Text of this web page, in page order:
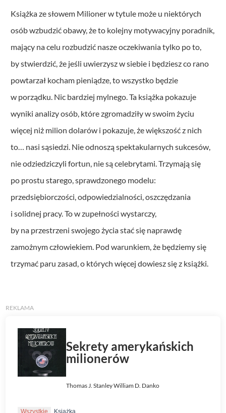
Książka ze słowem Milioner w tytule może u niektórych
osób wzbudzić obawy, że to kolejny motywacyjny poradnik,
mający na celu rozbudzić nasze oczekiwania tylko po to,
by stwierdzić, że jeśli uwierzysz w siebie i będziesz co rano
powtarzał kocham pieniądze, to wszystko będzie
w porządku. Nic bardziej mylnego. Ta książka pokazuje
wyniki analizy osób, które zgromadziły w swoim życiu
więcej niż milion dolarów i pokazuje, że większość z nich
to… nasi sąsiedzi. Nie odnoszą spektakularnych sukcesów,
nie odziedziczyli fortun, nie są celebrytami. Trzymają się
po prostu starego, sprawdzonego modelu:
przedsiębiorczości, odpowiedzialności, oszczędzania
i solidnej pracy. To w zupełności wystarczy,
by na przestrzeni swojego życia stać się naprawdę
zamożnym człowiekiem. Pod warunkiem, że będziemy się
trzymać paru zasad, o których więcej dowiesz się z książki.